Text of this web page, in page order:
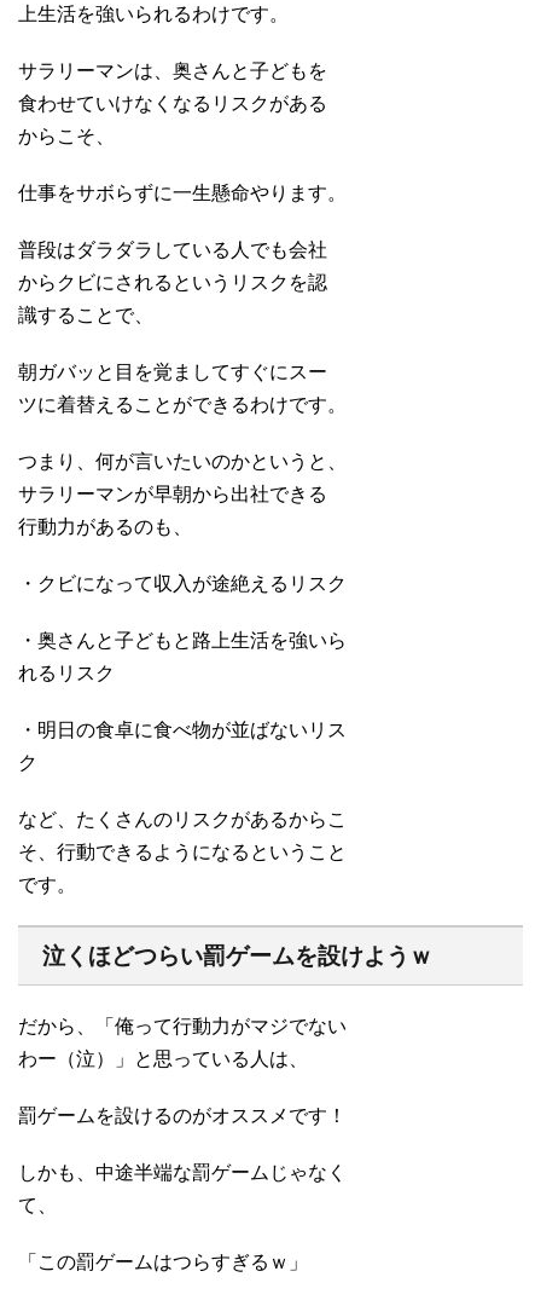
上生活を強いられるわけです。
サラリーマンは、奥さんと子どもを
食わせていけなくなるリスクがある
からこそ、
仕事をサボらずに一生懸命やります。
普段はダラダラしている人でも会社
からクビにされるというリスクを認
識することで、
朝ガバッと目を覚ましてすぐにスー
ツに着替えることができるわけです。
つまり、何が言いたいのかというと、
サラリーマンが早朝から出社できる
行動力があるのも、
・クビになって収入が途絶えるリスク
・奥さんと子どもと路上生活を強いら
れるリスク
・明日の食卓に食べ物が並ばないリス
ク
など、たくさんのリスクがあるからこ
そ、行動できるようになるということ
です。
泣くほどつらい罰ゲームを設けようｗ
だから、「俺って行動力がマジでない
わー（泣）」と思っている人は、
罰ゲームを設けるのがオススメです！
しかも、中途半端な罰ゲームじゃなく
て、
「この罰ゲームはつらすぎるｗ」